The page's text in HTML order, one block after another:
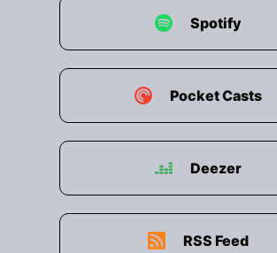
00:01:08: Außerdem sind sie der
00:01:09: dass Gründen mit
kann.
00:01:11: Wie das geklappt hat,
00:01:13: Basti Fabio und Michi,
heute mit dabei seid.
00:01:16: Hallo, hallo, grüßt euch.
Spotify
Pocket Casts
Deezer
RSS Feed